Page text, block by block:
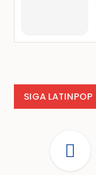
SIGA LATINPOP